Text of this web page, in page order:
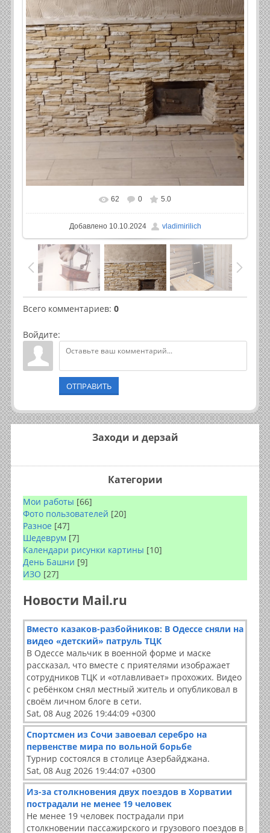
В реальном размере 963x1280
62 0 5.0
Добавлено10.10.2024 vladimirilich
Всего комментариев: 0
Войдите:
ОТПРАВИТЬ
Заходи и дерзай
Категории
Мои работы [66]
Фото пользователей [20]
Разное [47]
Шедеврум [7]
Календари рисунки картины [10]
День Башни [9]
ИЗО [27]
Новости Mail.ru
Вместо казаков-разбойников: В Одессе сняли на
видео «детский» патруль ТЦК
В Одессе мальчик в военной форме и маске
рассказал, что вместе с приятелями изображает
сотрудников ТЦК и «отлавливает» прохожих. Видео
с ребёнком снял местный житель и опубликовал в
своём личном блоге в сети.
Sat, 08 Aug 2026 19:44:09 +0300
Спортсмен из Сочи завоевал серебро на
первенстве мира по вольной борьбе
Турнир состоялся в столице Азербайджана.
Sat, 08 Aug 2026 19:44:07 +0300
Из-за столкновения двух поездов в Хорватии
пострадали не менее 19 человек
Не менее 19 человек пострадали при
столкновении пассажирского и грузового поездов в